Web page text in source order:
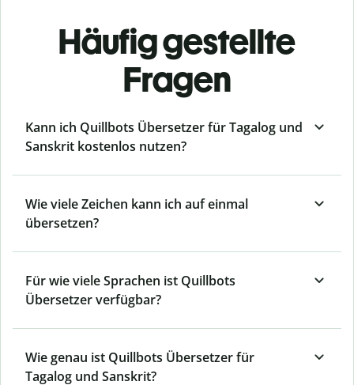
Häufig gestellte
Fragen
Kann ich Quillbots Übersetzer für Tagalog und
Sanskrit kostenlos nutzen?
Wie viele Zeichen kann ich auf einmal
übersetzen?
Für wie viele Sprachen ist Quillbots
Übersetzer verfügbar?
Wie genau ist Quillbots Übersetzer für
Tagalog und Sanskrit?